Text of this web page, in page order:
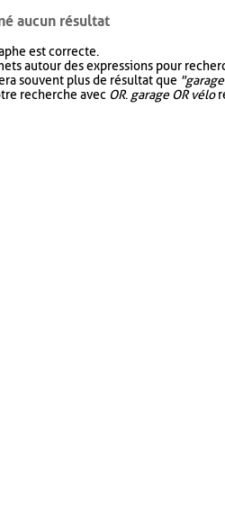
aucun résultat
est correcte.
autour des expressions pour
souvent plus de résultat que
recherche avec OR. garage OR vélo